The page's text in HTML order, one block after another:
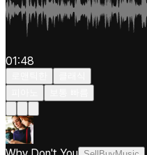
01:48